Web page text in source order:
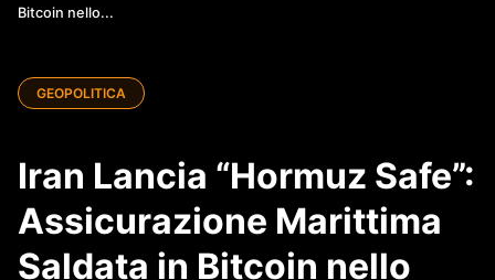
Bitcoin nello...
GEOPOLITICA
Iran Lancia “Hormuz Safe”:
Assicurazione Marittima
Saldata in Bitcoin nello